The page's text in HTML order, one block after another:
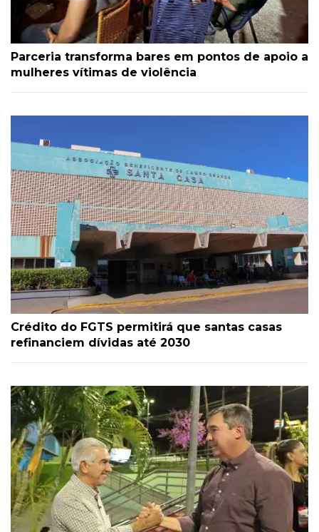
Parceria transforma bares em pontos de apoio a
mulheres vítimas de violência
Crédito do FGTS permitirá que santas casas
refinanciem dívidas até 2030